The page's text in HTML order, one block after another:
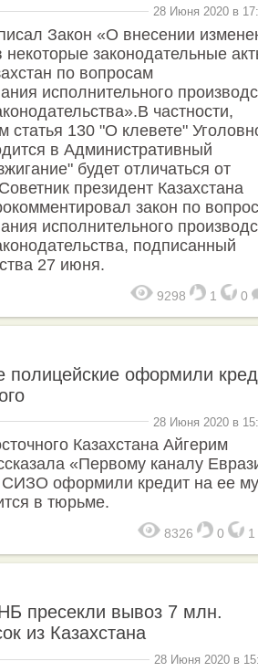
28 Июня 2020 в
Закон «О внесении
законодательные
по вопросам
исполнительного
частности,
статья 130 "О клевете"
в Административный
будет отличаться от
президент Казахстана
закон по
исполнительного
подписанный
27 июня.
9298 1 0
полицейские оформили
28 Июня 2020 в
Казахстана Айгерим
«Первому каналу
СИЗО оформили кредит на ее
в тюрьме.
8326 0 1
пресекли вывоз 7 млн.
из Казахстана
28 Июня 2020 в